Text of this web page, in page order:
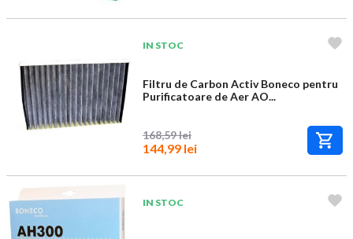
IN STOC
Filtru de Carbon Activ Boneco pentru
Purificatoare de Aer AO...
168,59 lei
144,99 lei
IN STOC